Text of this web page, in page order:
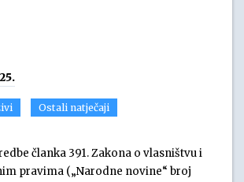
Ostali natječaji
članka 391. Zakona o vlasništvu i
pravima („Narodne novine“ broj